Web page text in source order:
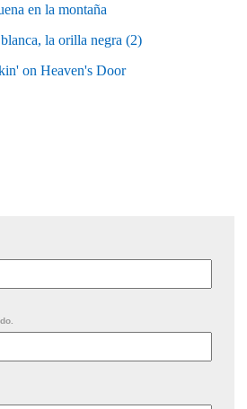
en la montaña
la orilla negra (2)
on Heaven's Door